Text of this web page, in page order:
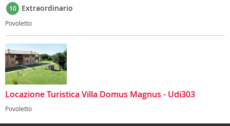
10 Extraordinario
Povoletto
Locazione Turistica Villa Domus Magnus - Udi303
Povoletto